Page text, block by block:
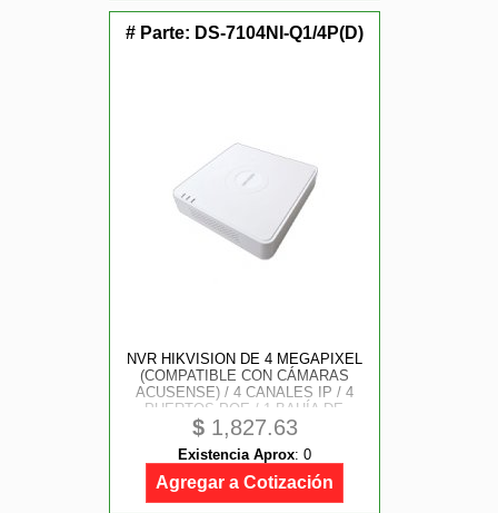
# Parte: DS-7104NI-Q1/4P(D)
NVR HIKVISION DE 4 MEGAPIXEL
(COMPATIBLE CON CÁMARAS
ACUSENSE) / 4 CANALES IP / 4
PUERTOS POE / 1 BAHÍA DE
DISCO DURO / SALIDA DE VÍDEO
FULL HD
$1,827.63
Existencia Aprox: 0
Agregar a Cotización